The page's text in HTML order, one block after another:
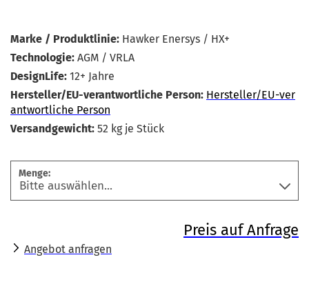
Marke / Produktlinie: Hawker Enersys / HX+
Technologie: AGM / VRLA
DesignLife: 12+ Jahre
Hersteller/EU-verantwortliche Person: Hersteller/EU-ver
antwortliche Person
Versandgewicht: 52 kg je Stück
Menge:
Preis auf Anfrage
Angebot anfragen